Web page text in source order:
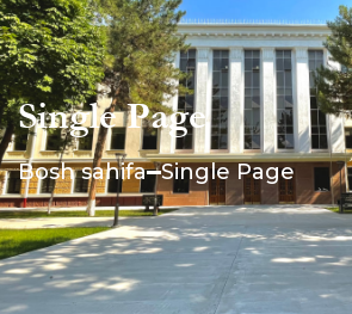
Single Page
Bosh sahifa Single Page